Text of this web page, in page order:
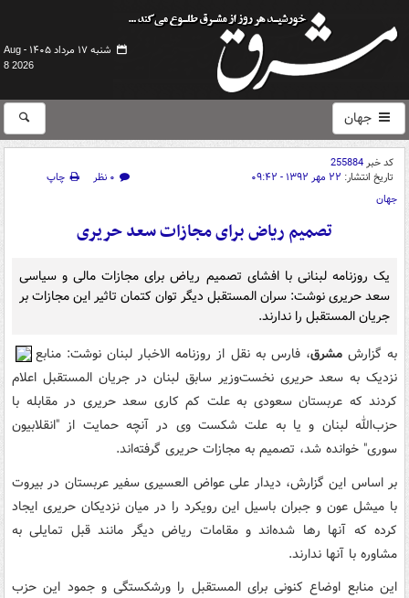
شنبه ۱۷ مرداد ۱۴۰۵ -
Aug
8 2026
جهان
کد خبر255884
تاریخ انتشار: ۲۲ مهر ۱۳۹۲ - ۰۹:۴۲ ۰ نظر
چاپ
جهان
تصمیم ریاض برای مجازات سعد حریری
یک روزنامه لبنانی با افشای تصمیم ریاض برای مجازات مالی و سیاسی
سعد حریری نوشت: سران المستقبل دیگر توان کتمان تاثیر این مجازات بر
جریان المستقبل را ندارند.
به گزارشمشرق، فارس به نقل از روزنامه الاخبار لبنان نوشت: منابع
نزدیک به سعد حریری نخست‌وزیر سابق لبنان در جریان المستقبل اعلام
کردند که عربستان سعودی به علت کم کاری سعد حریری در مقابله با
حزب‌الله لبنان و یا به علت شکست وی در آنچه حمایت از "انقلابیون
سوری" خوانده شد، تصمیم به مجازات حریری گرفته‌اند.
بر اساس این گزارش، دیدار علیعواض العسیریسفیر عربستان در بیروت
با میشلعون و جبران باسیلاین رویکرد را در میان نزدیکان حریری ایجاد
کرده که آنها رها شده‌اند و مقامات ریاض دیگر مانند قبل تمایلی به
مشاوره با آنها ندارند.
این منابع اوضاع کنونی برای المستقبل را ورشکستگی و جمود این حزب